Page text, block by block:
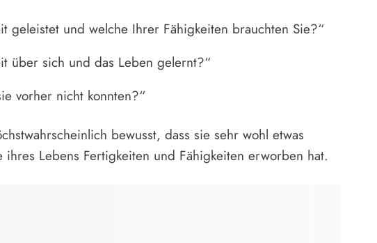
geleistet und welche Ihrer Fähigkeiten brauchten Sie?“
über sich und das Leben gelernt?“
vorher nicht konnten?“
bewusst, dass sie sehr wohl etwas
Lebens Fertigkeiten und Fähigkeiten erworben hat.